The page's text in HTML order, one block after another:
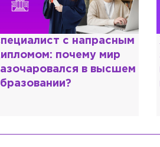
на украинке,
релокантов в РФ и
во власть: как
Юрий Шевчук